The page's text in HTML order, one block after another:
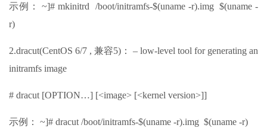
示例： ~]# mkinitrd /boot/initramfs-$(uname -r).img $(uname -
r)
2.dracut(CentOS 6/7 , 兼容5)： – low-level tool for generating an
initramfs image
# dracut [OPTION…] [<image> [<kernel version>]]
示例： ~]# dracut /boot/initramfs-$(uname -r).img $(uname -r)